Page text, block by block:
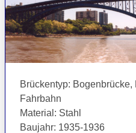
Brückentyp: Bogenbrücke,
Fahrbahn
Material : Stahl
Baujahr: 1935-1936